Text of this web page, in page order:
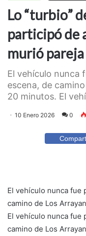
Lo “turbio”
participó de
murió
El vehículo nunca
escena, de
20 minutos. El
10 Enero 2026 0
El vehículo nunca fue
camino de Los
El vehículo nunca fue
camino de Los